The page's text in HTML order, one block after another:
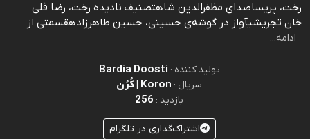
رخت، پریساصدای مظفرالدین شاهتصنیف نادیده رخت، رضا قلی
خان تجریشیآواز در گوشه‌ی حسینی، حسین طاهرزادهقسمتی از
ادامه...
تولید کننده : Bardia Doosti
سریال : Koron | کُرُن
بازدید : 256
اشتراک‌گذاری در تلگرام